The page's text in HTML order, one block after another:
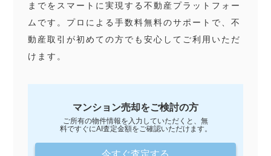
までをスマートに実現する不動産プラットフォー
ムです。プロによる手数料無料のサポートで、不
動産取引が初めての方でも安心してご利用いただ
けます。
マンション売却をご検討の方
ご所有の物件情報を入力していただくと、無
料ですぐにAI査定金額をご確認いただけます。